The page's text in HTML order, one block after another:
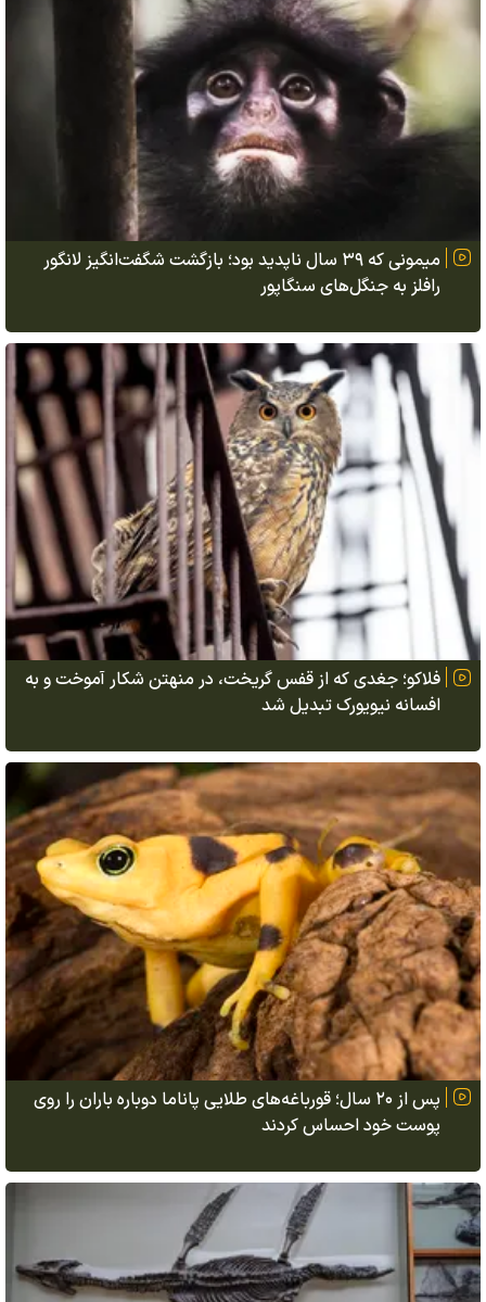
میمونی که ۳۹ سال ناپدید بود؛ بازگشت شگفت‌انگیز لانگور
رافلز به جنگل‌های سنگاپور
فلاکو؛ جغدی که از قفس گریخت، در منهتن شکار آموخت و به
افسانه نیویورک تبدیل شد
پس از ۲۰ سال؛ قورباغه‌های طلایی پاناما دوباره باران را روی
پوست خود احساس کردند